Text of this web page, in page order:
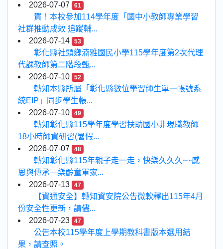
2026-07-07
61
賀！本校參加114學年度「國中小教師專業學習
社群推動成效 追蹤輔...
2026-07-14
53
彰化縣社頭鄉湳雅國民小學115學年度第2次代理
代課教師第二階段甄...
2026-07-10
52
轉知本縣所屬「彰化縣數位學習師生單一帳號系
統EIP」同步學生帳...
2026-07-10
49
轉知彰化縣115學年度學習扶助國小非現職教師
18小時師資研習(暑假...
2026-07-07
48
轉知彰化縣115年親子走一走，快樂久久久~~感
恩與傳承—樂齡童軍家...
2026-07-13
47
【資通安全】轉知資安院公告微軟釋出115年4月
份安全性更新，請儘...
2026-07-23
47
公告本校115學年度上學期教科書版本選用結
果，請查照。